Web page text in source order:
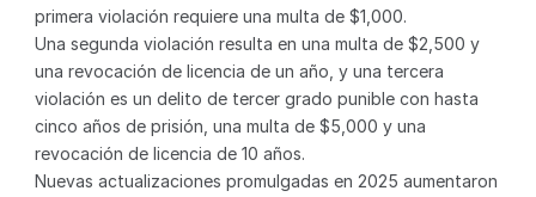
primera violación requiere una multa de $1,000.
Una segunda violación resulta en una multa de $2,500 y
una revocación de licencia de un año, y una tercera
violación es un delito de tercer grado punible con hasta
cinco años de prisión, una multa de $5,000 y una
revocación de licencia de 10 años.
Nuevas actualizaciones promulgadas en 2025 aumentaron